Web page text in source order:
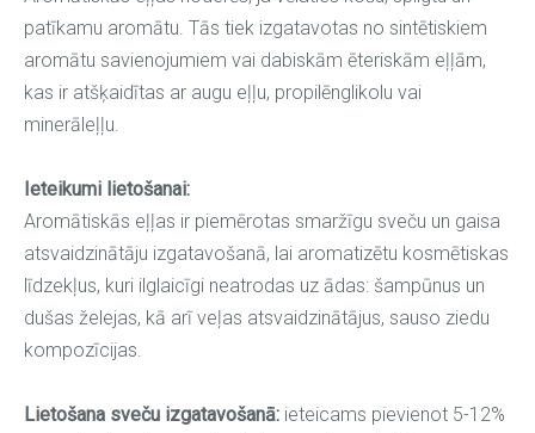
patīkamu aromātu. Tās tiek izgatavotas no sintētiskiem
aromātu savienojumiem vai dabiskām ēteriskām eļļām,
kas ir atšķaidītas ar augu eļļu, propilēnglikolu vai
minerāleļļu.
Ieteikumi lietošanai:
Aromātiskās eļļas ir piemērotas smaržīgu sveču un gaisa
atsvaidzinātāju izgatavošanā, lai aromatizētu kosmētiskas
līdzekļus, kuri ilglaicīgi neatrodas uz ādas: šampūnus un
dušas želejas, kā arī veļas atsvaidzinātājus, sauso ziedu
kompozīcijas.
Lietošana sveču izgatavošanā: ieteicams pievienot 5-12%